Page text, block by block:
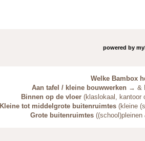
powered by
Welke Bambox
Aan tafel / kleine bouwwerken→ &
Binnen op de vloer (klaslokaal,
Kleine tot middelgrote buitenruimtes (kleine
Grote buitenruimtes((school)pleinen